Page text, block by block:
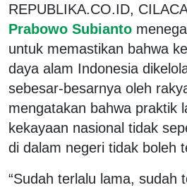
REPUBLIKA.CO.ID,
Prabowo Subianto
untuk memastikan bahwa
daya alam Indonesia
sebesar-besarnya oleh
mengatakan bahwa praktik
kekayaan nasional tidak
di dalam negeri tidak boleh
“Sudah terlalu lama, sudah